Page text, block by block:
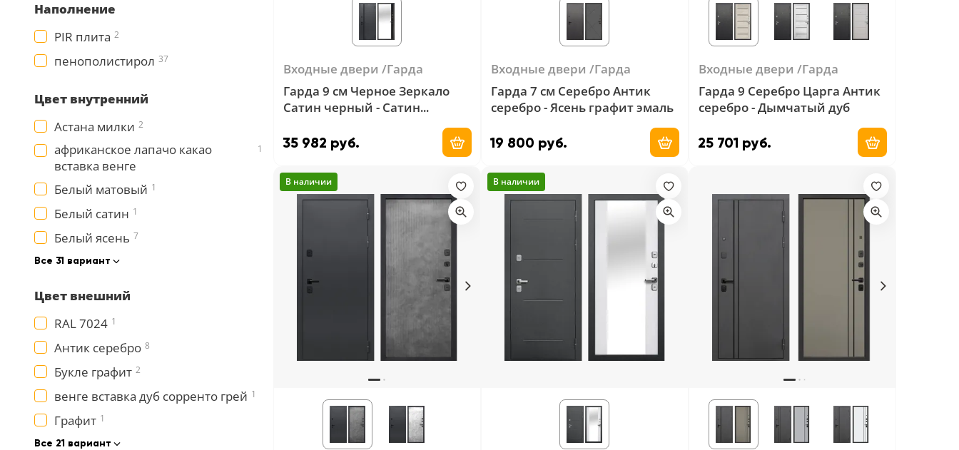
Наполнение
PIR плита 2
пенополистирол 37
Цвет внутренний
Астана милки 2
африканское лапачо какао
вставка венге
1
Белый матовый 1
Белый сатин 1
Белый ясень 7
Все 31 вариант
Цвет внешний
RAL 7024 1
Антик серебро 8
Букле графит 2
венге вставка дуб сорренто грей 1
Графит 1
Все 21 вариант
Входные двери
Гарда
Гарда 9 см Черное Зеркало
Сатин черный - Сатин
35 982 руб. Добавить в корзину
Входные двери
Гарда
Гарда 7 см Серебро Антик
серебро - Ясень графит эмаль
19 800 руб. Добавить в корзину
Входные двери
Гарда
Гарда 9 Серебро Царга Антик
серебро - Дымчатый дуб
25 701 руб. Добавить в
В наличии В наличии